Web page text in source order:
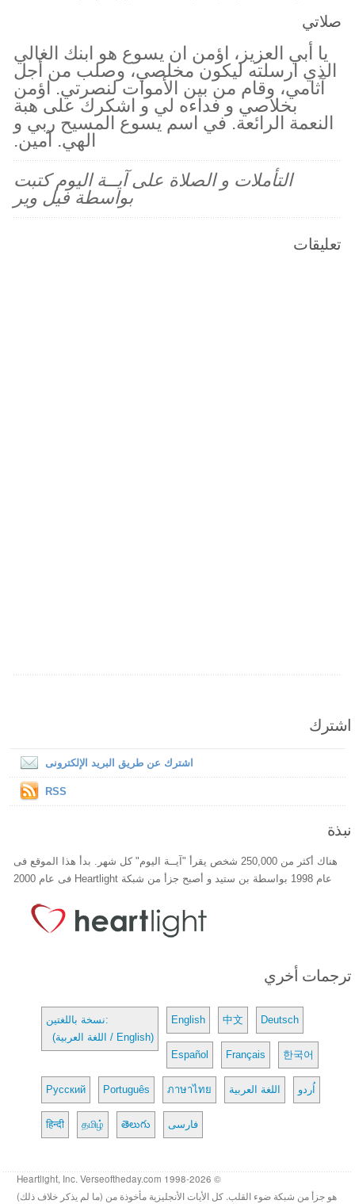
صلاتي
يا أبي العزيز، اؤمن ان يسوع هو ابنك الغالي
الذي ارسلته ليكون مخلصي، وصلب من أجل
آثامي، وقام من بين الأموات لنصرتي. اؤمن
بخلاصي و فداءه لي و اشكرك على هبة
النعمة الرائعة. في اسم يسوع المسيح ربي و
الهي. آمين.
التأملات و الصلاة على آيــة اليوم كتبت
بواسطة فيل وير
تعليقات
اشترك
اشترك عن طريق البريد الإلكترونى
RSS
نبذة
هناك أكثر من 250,000 شخص يقرأ "آيــة اليوم" كل شهر. بدأ هذا الموقع فى
عام 1998 بواسطة بن ستيد و أصبح جزأ من شبكة Heartlight فى عام 2000
ترجمات أخري
نسخة باللغتين:
(اللغة العربية / English)
English 中文 Deutsch
Español Français 한국어
Русский Português ภาษาไทย اللغة العربية اُردو
हिन्दी தமிழ் తెలుగు فارسی
© 1998-2026 Heartlight, Inc. Verseoftheday.com
هو جزأ من شبكة ضوء القلب. كل الأيات الأنجليزية مأخوذة من (ما لم يذكر خلاف ذلك)